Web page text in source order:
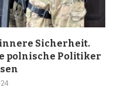
Sicherheit.
polnische Politiker